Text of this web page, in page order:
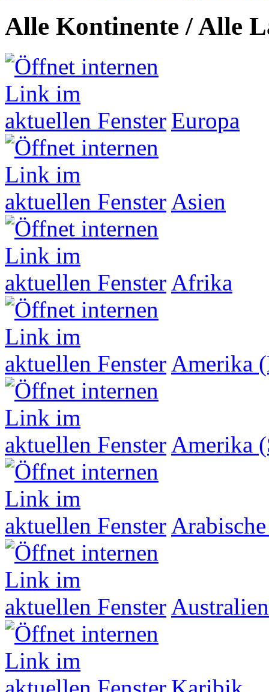
Alle Kontinente / Alle
Europa
Asien
Afrika
Amerika
Amerika
Australien